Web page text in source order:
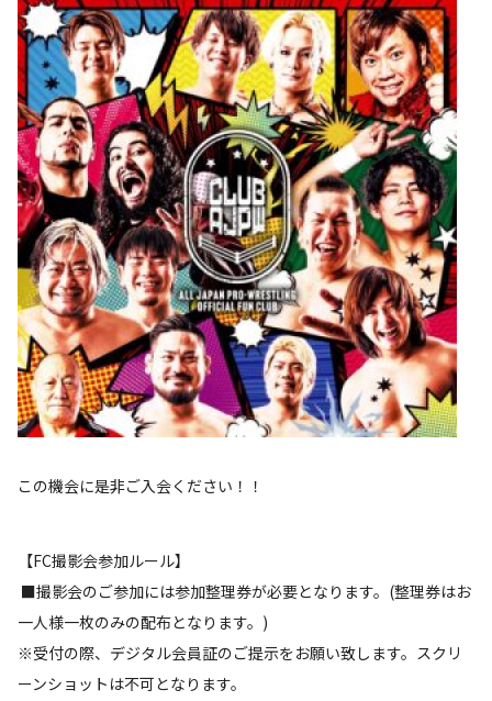
この機会に是非ご入会ください！！
【FC撮影会参加ルール】
■撮影会のご参加には参加整理券が必要となります。(整理券はお
一人様一枚のみの配布となります。)
※受付の際、デジタル会員証のご提示をお願い致します。スクリ
ーンショットは不可となります。